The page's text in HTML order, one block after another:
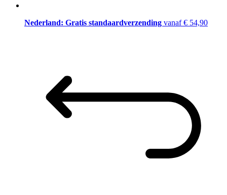
Nederland: Gratis standaardverzending vanaf € 54,90